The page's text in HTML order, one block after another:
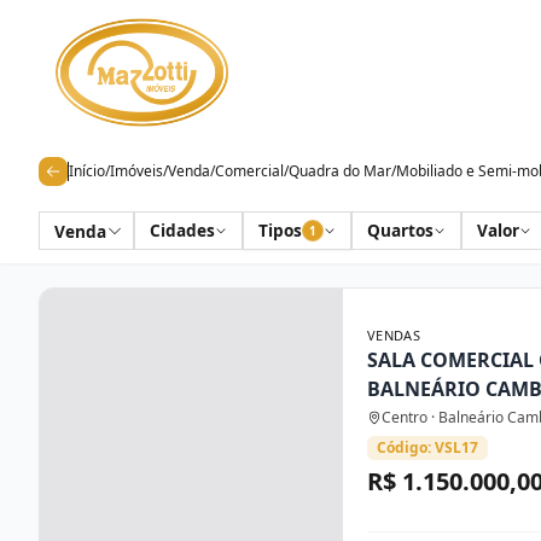
Início/Imóveis/Venda/Comercial/Quadra do Mar/Mobiliado e Semi-
Venda Cidades Tipos 1 Quartos Valor
VENDAS
SALA
BALNEÁRIO
Centro · Balneário
Código: VSL17
R$